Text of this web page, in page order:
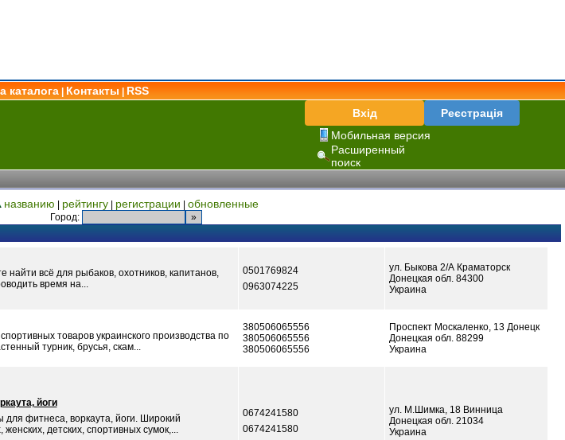
каталога Контакты
RSS
Вхід
Реєстрація
Мобильная версия
Расширенный
поиск
названию рейтингу| регистрации обновленные
Город:
всё для рыбаков, охотников, капитанов,
время на...
0501769824
0963074225
ул. Быкова 2/А Краматорск
Донецкая обл. 84300
Украина
товаров украинского производства по
турник, брусья, скам...
380506065556
380506065556
380506065556
Проспект Москаленко, 13 Донецк
Донецкая обл. 88299
Украина
йоги
для фитнеса, воркаута, йоги. Широкий
детских, спортивных сумок,...
0674241580
0674241580
ул. М.Шимка, 18 Винница
Донецкая обл. 21034
Украина